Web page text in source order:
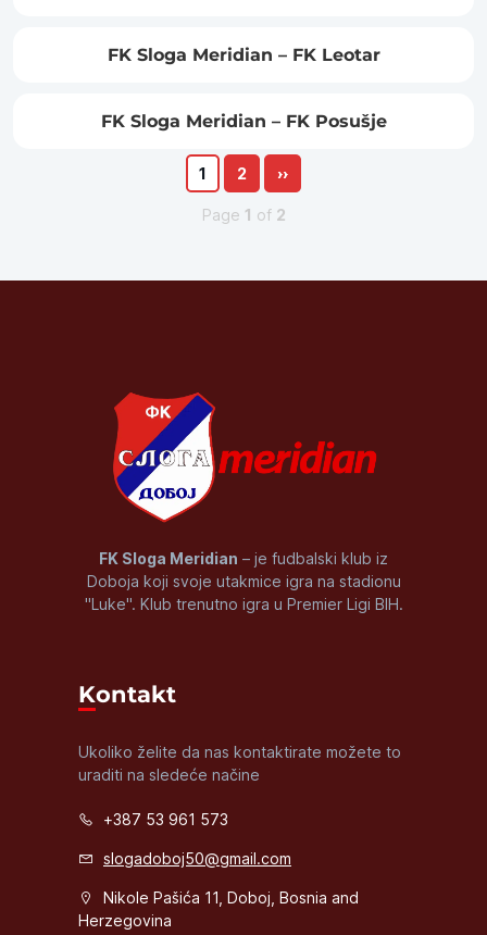
FK Sloga Meridian – FK Leotar
FK Sloga Meridian – FK Posušje
1 2 ››
Page 1 of 2
FK Sloga Meridian – je fudbalski klub iz
Doboja koji svoje utakmice igra na stadionu
"Luke". Klub trenutno igra u Premier Ligi BIH.
Kontakt
Ukoliko želite da nas kontaktirate možete to
uraditi na sledeće načine
+387 53 961 573
slogadoboj50@gmail.com
Nikole Pašića 11, Doboj, Bosnia and
Herzegovina